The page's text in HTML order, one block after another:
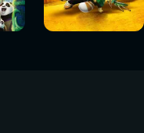
Sledovat
nyní
Sledovat
nyní